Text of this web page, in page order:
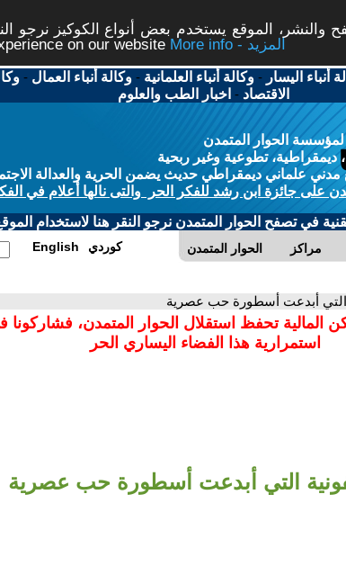
والنشر، الموقع يستخدم بعض أنواع الكوكيز نرجو
on our website
More info - المزيد
أنباء اليسار -وكالة أنباء العلمانية -وكالة أنباء العمال -
الاقتصاد - اخبار الطب والعلوم
لمؤسسة الحوار المتمدن
ديمقراطية، تطوعية وغير ربحية
علماني ديمقراطي حديث يضمن الحرية والعدالة
على جائزة ابن رشد للفكر الحر والتى نالها أعلام في
في تصفح الحوار المتمدن نرجو النقر هنا لاستخدام
الحوار المتمدن مراكز English كوردي
التي أبدعت أسطورة حب عصرية
المالية تحفظ استقلال الحوار المتمدن،
استمرارية هذا الفضاء اليساري الحر
التي أبدعت أسطورة حب عصرية